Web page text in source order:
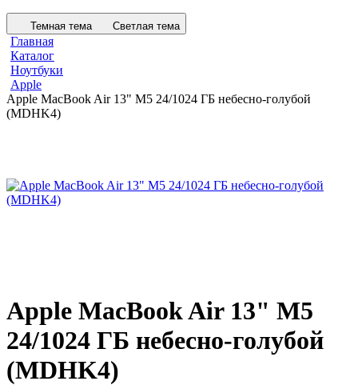
Темная тема Светлая тема
Главная
Каталог
Ноутбуки
Apple
Apple MacBook Air 13" M5 24/1024 ГБ небесно-голубой
(MDHK4)
Apple MacBook Air 13" M5
24/1024 ГБ небесно-голубой
(MDHK4)